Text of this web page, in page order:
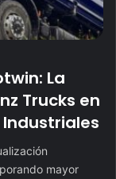
La
Trucks en
mayor